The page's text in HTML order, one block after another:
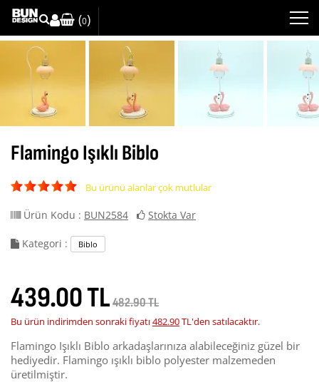
(0)
Flamingo Işıklı Biblo
Bu ürünü alanlar çok mutlular
Ürün Kodu : BUN2584 Stokta Var
Kategori : Biblo
439.00 TL482.90 TL
Bu ürün indirimden sonraki fiyatı482.90TL'den satılacaktır.
Flamingo Işıklı Biblo arkadaşlarınıza alabileceğiniz güzel bir
hediyedir. Flamingo ışıklı biblo polyester malzemeden
üretilmiştir.